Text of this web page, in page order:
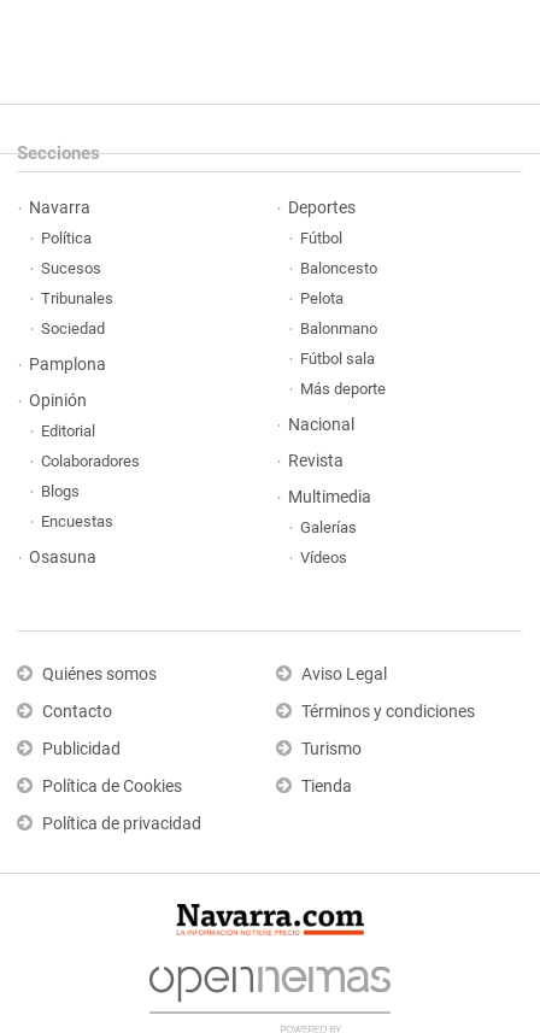
Secciones
Navarra
Política
Sucesos
Tribunales
Sociedad
Pamplona
Opinión
Editorial
Colaboradores
Blogs
Encuestas
Osasuna
Deportes
Fútbol
Baloncesto
Pelota
Balonmano
Fútbol sala
Más deporte
Nacional
Revista
Multimedia
Galerías
Vídeos
Quiénes somos
Contacto
Publicidad
Política de Cookies
Política de privacidad
Aviso Legal
Términos y condiciones
Turismo
Tienda